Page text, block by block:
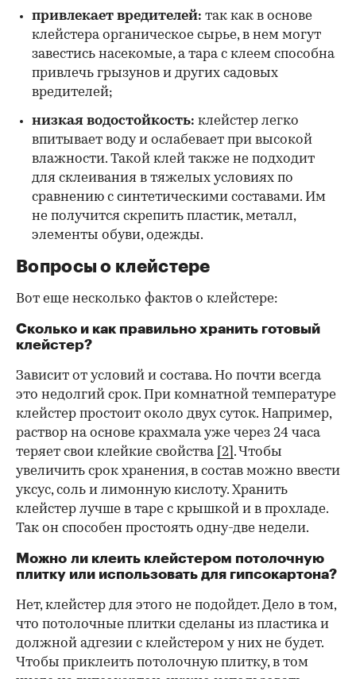
привлекает вредителей: так как в основе
клейстера органическое сырье, в нем могут
завестись насекомые, а тара с клеем способна
привлечь грызунов и других садовых
вредителей;
низкая водостойкость: клейстер легко
впитывает воду и ослабевает при высокой
влажности. Такой клей также не подходит
для склеивания в тяжелых условиях по
сравнению с синтетическими составами. Им
не получится скрепить пластик, металл,
элементы обуви, одежды.
Вопросы о клейстере
Вот еще несколько фактов о клейстере:
Сколько и как правильно хранить готовый
клейстер?
Зависит от условий и состава. Но почти всегда
это недолгий срок. При комнатной температуре
клейстер простоит около двух суток. Например,
раствор на основе крахмала уже через 24 часа
теряет свои клейкие свойства [2] . Чтобы
увеличить срок хранения, в состав можно ввести
уксус, соль и лимонную кислоту. Хранить
клейстер лучше в таре с крышкой и в прохладе.
Так он способен простоять одну-две недели.
Можно ли клеить клейстером потолочную
плитку или использовать для гипсокартона?
Нет, клейстер для этого не подойдет. Дело в том,
что потолочные плитки сделаны из пластика и
должной адгезии с клейстером у них не будет.
Чтобы приклеить потолочную плитку, в том